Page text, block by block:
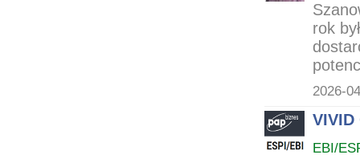
rok
2026-
VIVID
EBI/